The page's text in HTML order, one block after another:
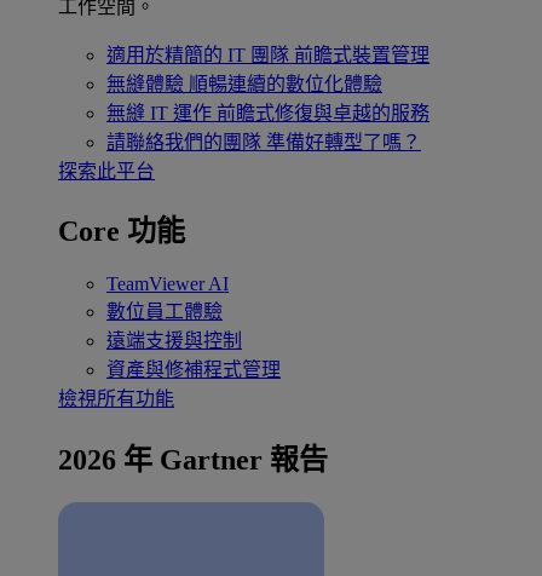
工作空間。
適用於精簡的 IT 團隊 前瞻式裝置管理
無縫體驗 順暢連續的數位化體驗
無縫 IT 運作 前瞻式修復與卓越的服務
請聯絡我們的團隊 準備好轉型了嗎？
探索此平台
Core 功能
TeamViewer AI
數位員工體驗
遠端支援與控制
資產與修補程式管理
檢視所有功能
2026 年 Gartner 報告